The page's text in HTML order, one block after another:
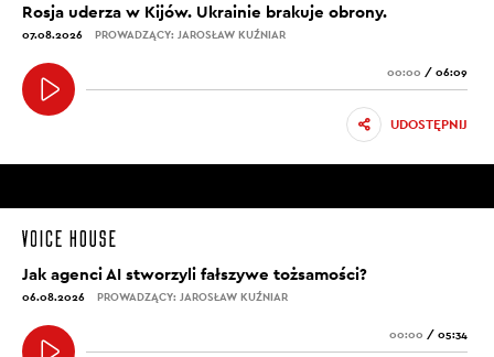
Rosja uderza w Kijów. Ukrainie brakuje obrony.
07.08.2026 PROWADZĄCY: JAROSŁAW KUŹNIAR
00:00 / 06:09
UDOSTĘPNIJ
Jak agenci AI stworzyli fałszywe tożsamości?
06.08.2026 PROWADZĄCY: JAROSŁAW KUŹNIAR
00:00 / 05:34